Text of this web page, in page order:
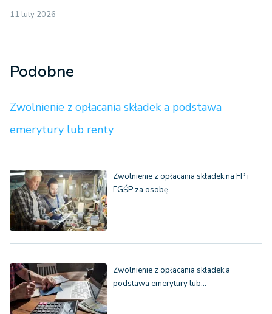
11 luty 2026
Podobne
Zwolnienie z opłacania składek a podstawa
emerytury lub renty
Zwolnienie z opłacania składek na FP i
FGŚP za osobę…
Zwolnienie z opłacania składek a
podstawa emerytury lub…